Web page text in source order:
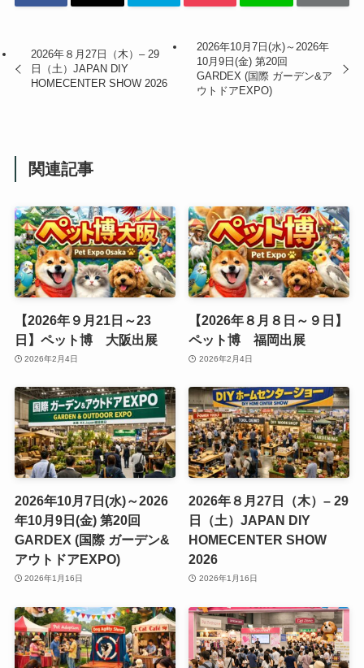
2026年８月27日（木）– 29
日（土）JAPAN DIY
HOMECENTER SHOW 2026
2026年10月7日(水)～2026年
10月9日(金) 第20回
GARDEX (国際 ガーデン&ア
ウトドアEXPO)
関連記事
【2026年９月21日～23
日】ペット博 大阪出展
2026年2月4日
【2026年８月８日～９日】
ペット博 福岡出展
2026年2月4日
2026年10月7日(水)～2026
年10月9日(金) 第20回
GARDEX (国際 ガーデン&
アウトドアEXPO)
2026年1月16日
2026年８月27日（木）– 29
日（土）JAPAN DIY
HOMECENTER SHOW
2026
2026年1月16日